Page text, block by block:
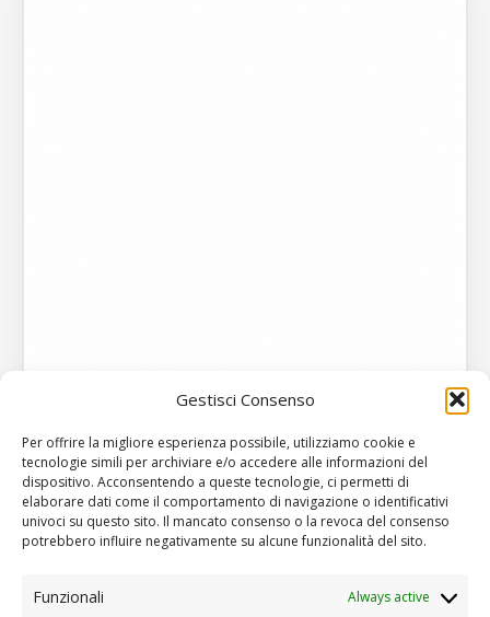
Gestisci Consenso
Per offrire la migliore esperienza possibile, utilizziamo cookie e
tecnologie simili per archiviare e/o accedere alle informazioni del
dispositivo. Acconsentendo a queste tecnologie, ci permetti di
elaborare dati come il comportamento di navigazione o identificativi
univoci su questo sito. Il mancato consenso o la revoca del consenso
potrebbero influire negativamente su alcune funzionalità del sito.
Funzionali Always active